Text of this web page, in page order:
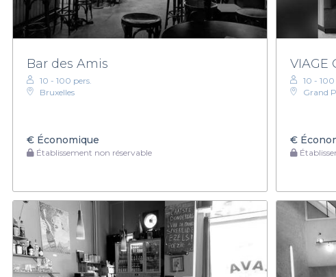
Bar des Amis
10 - 100 pers.
Bruxelles
€ Économique
Établissement non réservable
VIAGE
10 - 100
Grand
€